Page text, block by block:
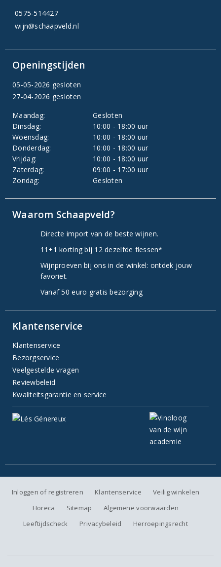
0575-514427
wijn@schaapveld.nl
Openingstijden
05-05-2026 gesloten
27-04-2026 gesloten
Maandag:
Gesloten
Dinsdag:
10:00 - 18:00 uur
Woensdag:
10:00 - 18:00 uur
Donderdag:
10:00 - 18:00 uur
Vrijdag:
10:00 - 18:00 uur
Zaterdag:
09:00 - 17:00 uur
Zondag:
Gesloten
Waarom Schaapveld?
Directe import van de beste wijnen.
11+1 korting bij 12 dezelfde flessen*
Wijnproeven bij ons in de winkel: ontdek jouw
favoriet.
Vanaf 50 euro gratis bezorging
Klantenservice
Klantenservice
Bezorgservice
Veelgestelde vragen
Reviewbeleid
Kwaliteitsgarantie en service
Inloggen of registreren Klantenservice
Veilig winkelen
Horeca
Sitemap
Algemene voorwaarden
Leeftijdscheck
Privacybeleid Herroepingsrecht